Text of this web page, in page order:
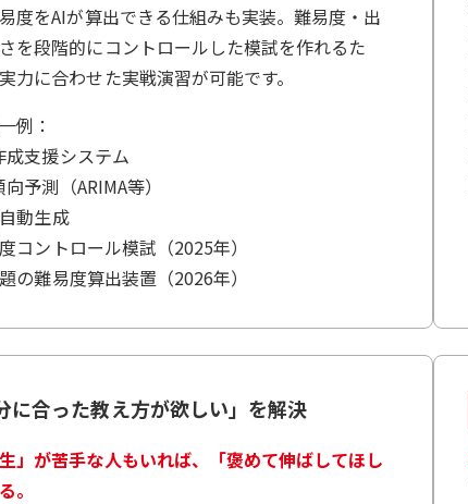
度をAIが算出できる仕組みも実装。難易度・出
を段階的にコントロールした模試を作れるた
力に合わせた実戦演習が可能です。
例：
成支援システム
予測（ARIMA等）
動生成
コントロール模試（2025年）
の難易度算出装置（2026年）
合った教え方が欲しい」を解決
生」が苦手な人もいれば、「褒めて伸ばしてほし
。